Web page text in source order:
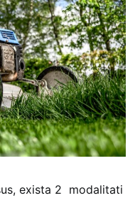
exista 2 modalitati